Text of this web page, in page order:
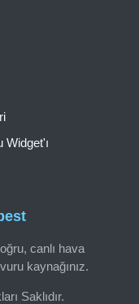
canlı hava
kaynağınız.
Saklıdır.